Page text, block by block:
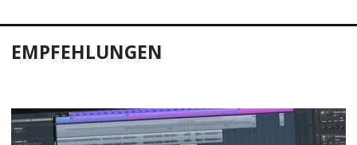
EMPFEHLUNGEN